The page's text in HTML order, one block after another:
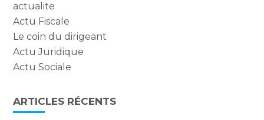
actualite
Actu Fiscale
Le coin du dirigeant
Actu Juridique
Actu Sociale
ARTICLES RÉCENTS